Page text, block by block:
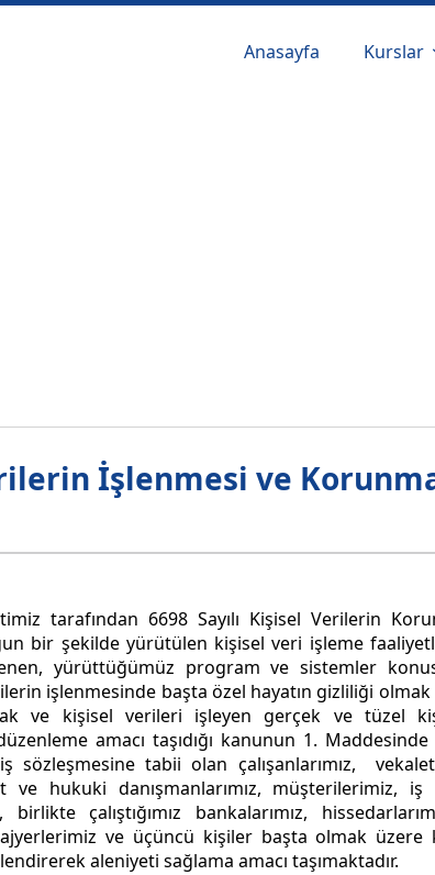
Anasayfa Kurslar
İşlenmesi ve
tarafından 6698 Sayılı Kişisel Verilerin
bir şekilde yürütülen kişisel veri işleme
yürüttüğümüz program ve sistemler
işlenmesinde başta özel hayatın gizliliği
ve kişisel verileri işleyen gerçek ve tüzel
amacı taşıdığı kanunun 1. Maddesinde
sözleşmesine tabii olan çalışanlarımız,
ve hukuki danışmanlarımız, müşterilerimiz, iş
çalıştığımız bankalarımız,
ve üçüncü kişiler başta olmak üzere
aleniyeti sağlama amacı taşımaktadır.